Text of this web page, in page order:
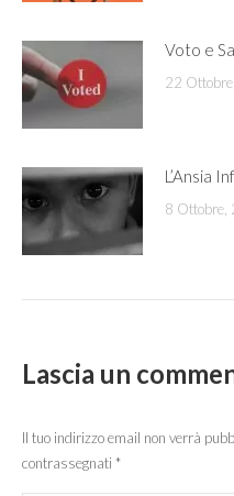
Voto e
22
L’Ansia
8 Ottobre,
Lascia un
Il tuo indirizzo email non verrà
contrassegnati *